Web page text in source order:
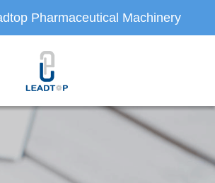
Pharmaceutical Machinery